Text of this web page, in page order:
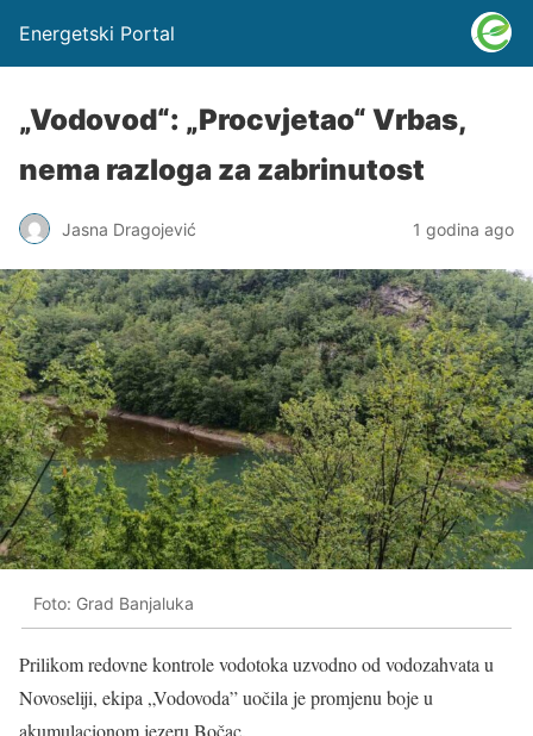
Energetski Portal
„Vodovod“: „Procvjetao“ Vrbas,
nema razloga za zabrinutost
Jasna Dragojević 1 godina ago
Foto: Grad Banjaluka
Prilikom redovne kontrole vodotoka uzvodno od vodozahvata u
Novoseliji, ekipa „Vodovoda” uočila je promjenu boje u
akumulacionom jezeru Bočac.